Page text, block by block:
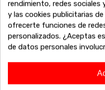
También te
¿No has terminado aún?
increíbles ofertas de
Encuentra más sofás,
¡Sigue comprando y
exclusivos antes de que se
rendimiento, redes sociales
y las cookies publicitarias
ofrecerte funciones de
personalizados. ¿Aceptas
de datos personales